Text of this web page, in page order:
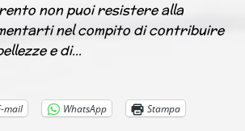
non puoi resistere alla
nel compito di contribuire
e di…
mail
WhatsApp Stampa